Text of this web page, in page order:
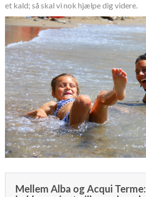
et kald; så skal vi nok hjælpe dig videre.
Mellem Alba og Acqui Terme: